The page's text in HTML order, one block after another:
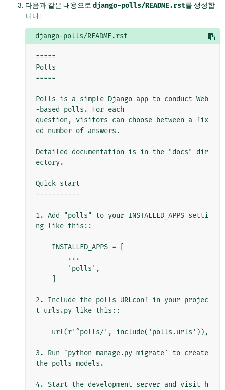
다음과 같은 내용으로 django-polls/README.rst를 생성합
니다:
django-polls/README.rst
=====
Polls
=====
Polls is a simple Django app to conduct Web
-based polls. For each
question, visitors can choose between a fix
ed number of answers.
Detailed documentation is in the "docs" dir
ectory.
Quick start
-----------
1. Add "polls" to your INSTALLED_APPS setti
ng like this::
2. Include the polls URLconf in your projec
t urls.py like this::
3. Run `python manage.py migrate` to create
the polls models.
4. Start the development server and visit h